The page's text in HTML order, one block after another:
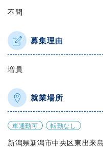
不問
募集理由
増員
就業場所
車通勤可 転勤なし
新潟県新潟市中央区東出来